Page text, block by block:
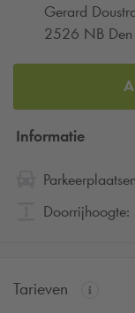
Gerard
2526 NB
Informatie
Doorrijhoogte:
Tarieven